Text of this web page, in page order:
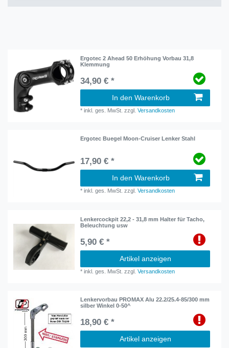
Ergotec 2 Ahead 50 Erhöhung Vorbau 31,8
Klemmung
34,90 € *
In den Warenkorb
*inkl. ges. MwSt. zzgl.Versandkosten
Ergotec Buegel Moon-Cruiser Lenker Stahl
17,90 € *
In den Warenkorb
*inkl. ges. MwSt. zzgl.Versandkosten
Lenkercockpit 22,2 - 31,8 mm Halter für Tacho,
Beleuchtung usw
5,90 € *
Artikel anzeigen
*inkl. ges. MwSt. zzgl.Versandkosten
Lenkervorbau PROMAX Alu 22.2/25.4-85/300 mm
silber Winkel 0-50^
18,90 € *
Artikel anzeigen